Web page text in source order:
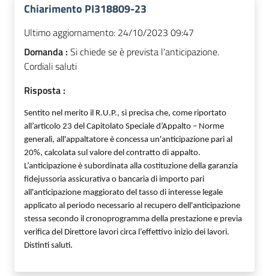
Chiarimento PI318809-23
Ultimo aggiornamento: 24/10/2023 09:47
Domanda : Si chiede se è prevista l'anticipazione.
Cordiali saluti
Risposta :
Sentito nel merito il R.U.P., si precisa che, come riportato
all’articolo 23 del Capitolato Speciale d’Appalto – Norme
generali, all'appaltatore è concessa un'anticipazione pari al
20%, calcolata sul valore del contratto di appalto.
L’anticipazione è subordinata alla costituzione della garanzia
fidejussoria assicurativa o bancaria di importo pari
all'anticipazione maggiorato del tasso di interesse legale
applicato al periodo necessario al recupero dell'anticipazione
stessa secondo il cronoprogramma della prestazione e previa
verifica del Direttore lavori circa l’effettivo inizio dei lavori.
Distinti saluti.